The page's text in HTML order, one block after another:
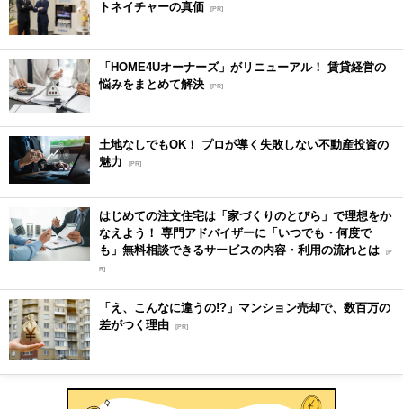
トネイチャーの真価 [PR]
「HOME4Uオーナーズ」がリニューアル！ 賃貸経営の
悩みをまとめて解決 [PR]
土地なしでもOK！ プロが導く失敗しない不動産投資の
魅力
[PR]
はじめての注文住宅は「家づくりのとびら」で理想をか
なえよう！ 専門アドバイザーに「いつでも・何度で
も」無料相談できるサービスの内容・利用の流れとは [P
R]
「え、こんなに違うの!?」マンション売却で、数百万の
差がつく理由 [PR]